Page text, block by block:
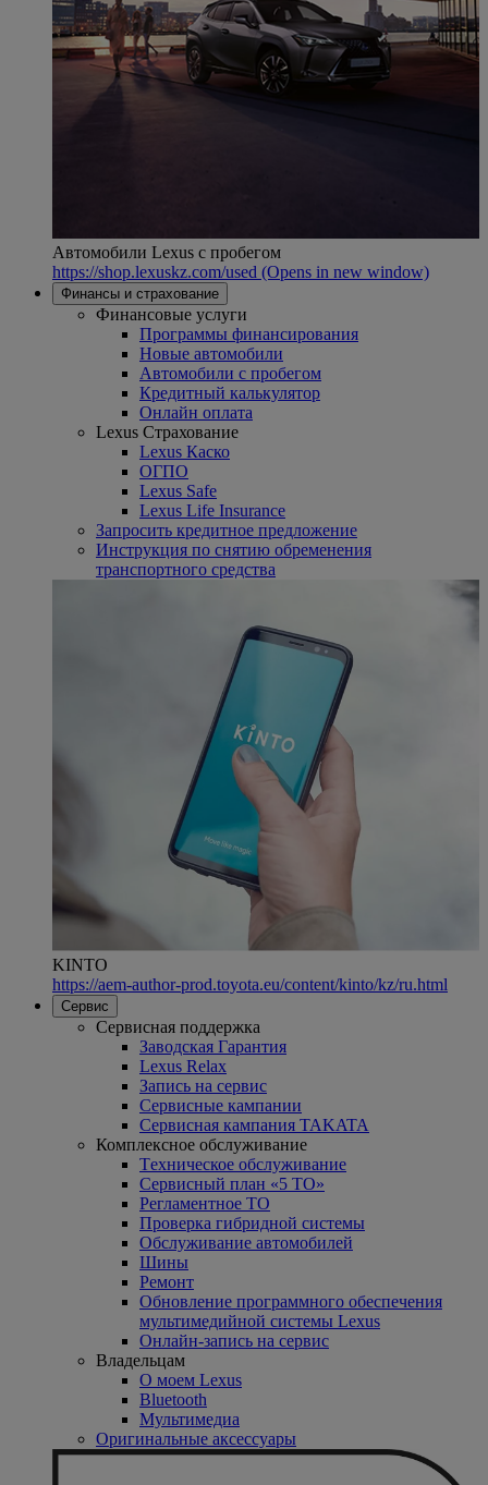
Автомобили Lexus с пробегом
https://shop.lexuskz.com/used (Opens in new window)
Финансы и страхование
Финансовые услуги
Программы финансирования
Новые автомобили
Автомобили с пробегом
Кредитный калькулятор
Онлайн оплата
Lexus Страхование
Lexus Каско
ОГПО
Lexus Safe
Lexus Life Insurance
Запросить кредитное предложение
Инструкция по снятию обременения
транспортного средства
KINTO
https://aem-author-prod.toyota.eu/content/kinto/kz/ru.html
Сервис
Сервисная поддержка
Заводская Гарантия
Lexus Relax
Запись на сервис
Сервисные кампании
Сервисная кампания TAKATA
Комплексное обслуживание
Tехническое обслуживание
Сервисный план «5 ТО»
Регламентное ТО
Проверка гибридной системы
Oбслуживание автомобилей
Шины
Ремонт
Обновление программного обеспечения
мультимедийной системы Lexus
Онлайн-запись на сервис
Владельцам
O моем Lexus
Bluetooth
Mультимедиа
Оригинальные аксессуары